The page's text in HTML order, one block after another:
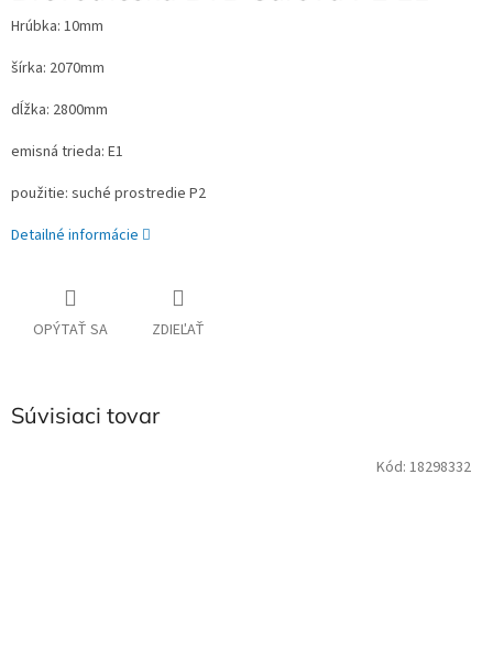
Hrúbka: 10mm
šírka: 2070mm
dĺžka: 2800mm
emisná trieda: E1
použitie: suché prostredie P2
Detailné informácie
OPÝTAŤ SA ZDIEĽAŤ
Súvisiaci tovar
Kód: 18298332